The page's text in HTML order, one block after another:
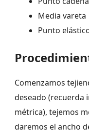
Media vareta
Punto
Comenzamos
deseado (recuerda
métrica), tejemos
daremos el ancho